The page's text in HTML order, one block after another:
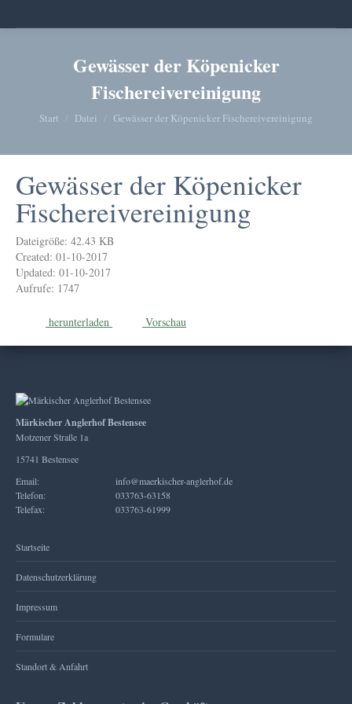
Gewässer der Köpenicker
Fischereivereinigung
Sie befinden sich hier:
Start Datei Gewässer der Köpenicker Fischereivereinigung
Gewässer der Köpenicker
Fischereivereinigung
Dateigröße: 42.43 KB
Created: 01-10-2017
Updated: 01-10-2017
Aufrufe: 1747
herunterladen Vorschau
Märkischer Anglerhof Bestensee
Motzener Straße 1a
15741 Bestensee
Email:
info@maerkischer-anglerhof.de
Telefon:
033763-63158
Telefax:
033763-61999
Startseite
Datenschutzerklärung
Impressum
Formulare
Standort & Anfahrt